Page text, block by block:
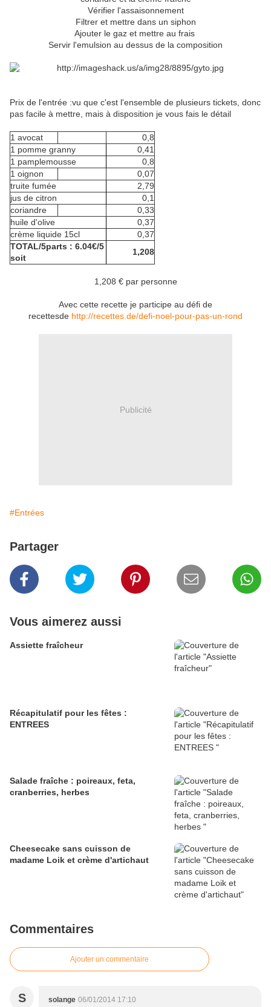
Vérifier l'assaisonnement
Filtrer et mettre dans un siphon
Ajouter le gaz et mettre au frais
Servir l'emulsion au dessus de la composition
Prix de l'entrée :vu que c'est l'ensemble de plusieurs tickets, donc
pas facile à mettre, mais à disposition je vous fais le détail
1 avocat
0,8
1 pomme granny
0,41
1 pamplemousse
0,8
1 oignon
0,07
truite fumée
2,79
jus de citron
0,1
coriandre
0,33
huile d'olive
0,37
crème liquide 15cl
0,37
TOTAL/5parts : 6.04€/5
soit
1,208
1,208 € par personne
Avec cette recette je participe au défi de
recettesde http://recettes.de/defi-noel-pour-pas-un-rond
Publicité
#Entrées
Partager
Vous aimerez aussi
Assiette fraîcheur
Récapitulatif pour les fêtes :
ENTREES
Salade fraîche : poireaux, feta,
cranberries, herbes
Cheesecake sans cuisson de
madame Loik et crème d'artichaut
Commentaires
Ajouter un commentaire
S solange 06/01/2014 17:10